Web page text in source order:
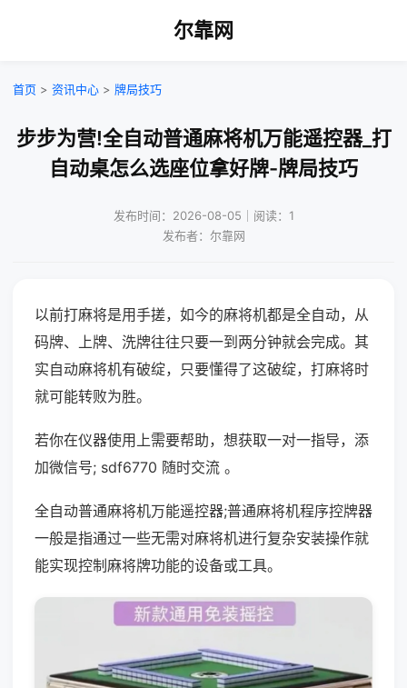
尔靠网
首页 > 资讯中心 > 牌局技巧
步步为营!全自动普通麻将机万能遥控器_打
自动桌怎么选座位拿好牌-牌局技巧
发布时间：2026-08-05｜阅读：1
发布者：尔靠网
以前打麻将是用手搓，如今的麻将机都是全自动，从
码牌、上牌、洗牌往往只要一到两分钟就会完成。其
实自动麻将机有破绽，只要懂得了这破绽，打麻将时
就可能转败为胜。
若你在仪器使用上需要帮助，想获取一对一指导，添
加微信号; sdf6770 随时交流 。
全自动普通麻将机万能遥控器;普通麻将机程序控牌器
一般是指通过一些无需对麻将机进行复杂安装操作就
能实现控制麻将牌功能的设备或工具。